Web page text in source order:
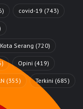
covid-19 (743)
Kota Serang (720)
Opini (419)
(355) Terkini (685)